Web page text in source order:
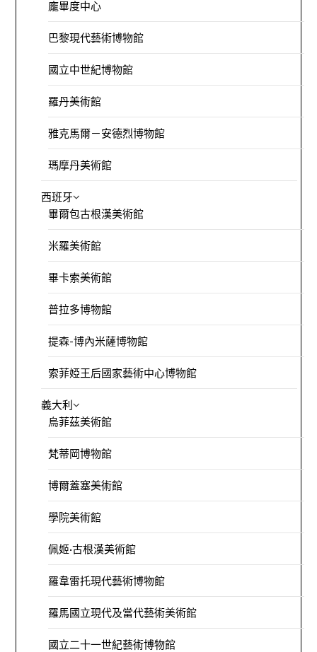
龐畢度中心
巴黎現代藝術博物館
國立中世紀博物館
羅丹美術館
雅克馬爾－安德烈博物館
瑪摩丹美術館
西班牙
畢爾包古根漢美術館
米羅美術館
畢卡索美術館
普拉多博物館
提森-博內米薩博物館
索菲婭王后國家藝術中心博物館
義大利
烏菲茲美術館
梵蒂岡博物館
博爾蓋塞美術館
學院美術館
佩姬·古根漢美術館
羅韋雷托現代藝術博物館
羅馬國立現代及當代藝術美術館
國立二十一世紀藝術博物館